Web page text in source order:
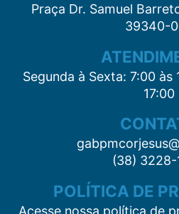
Praça Dr. Samuel
39340-
Segunda à Sexta: 7:00 às
17:00
(38) 3228-
POLÍTICA DE
Acesse nossa política de